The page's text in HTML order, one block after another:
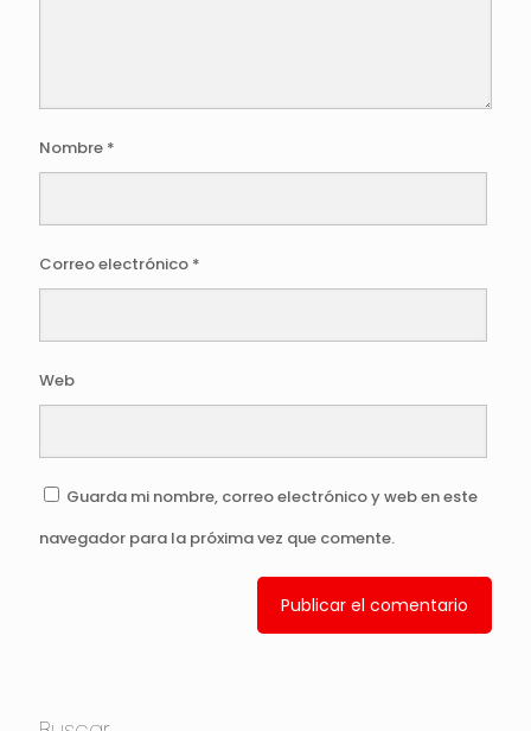
Nombre *
Correo electrónico *
Web
Guarda mi nombre, correo electrónico y web en este
navegador para la próxima vez que comente.